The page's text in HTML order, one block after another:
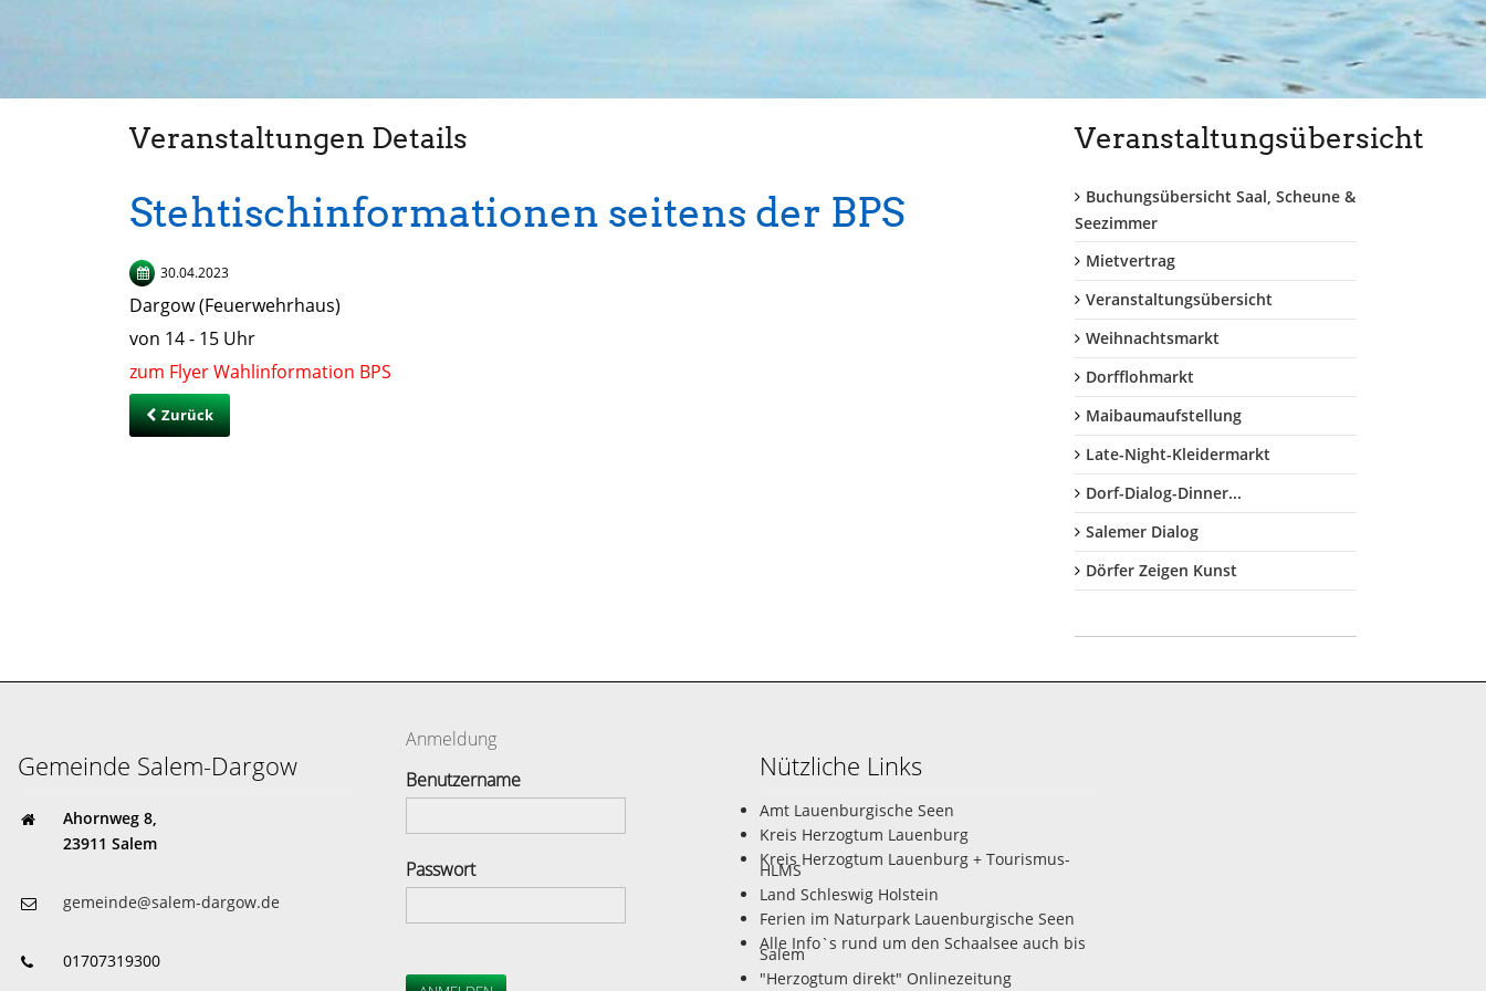
Veranstaltungen Details
Stehtischinformationen seitens der BPS
30.04.2023
Dargow (Feuerwehrhaus)
von 14 - 15 Uhr
zum Flyer Wahlinformation BPS
Zurück
Veranstaltungsübersicht
Buchungsübersicht Saal, Scheune &
Seezimmer
Mietvertrag
Veranstaltungsübersicht
Weihnachtsmarkt
Dorfflohmarkt
Maibaumaufstellung
Late-Night-Kleidermarkt
Dorf-Dialog-Dinner...
Salemer Dialog
Dörfer Zeigen Kunst
Gemeinde Salem-Dargow
Ahornweg 8,
23911 Salem
gemeinde@salem-dargow.de
01707319300
Anmeldung
Benutzername
Passwort
Nützliche Links
Amt Lauenburgische Seen
Kreis Herzogtum Lauenburg
Kreis Herzogtum Lauenburg + Tourismus-
HLMS
Land Schleswig Holstein
Ferien im Naturpark Lauenburgische Seen
Alle Info`s rund um den Schaalsee auch bis
Salem
"Herzogtum direkt" Onlinezeitung